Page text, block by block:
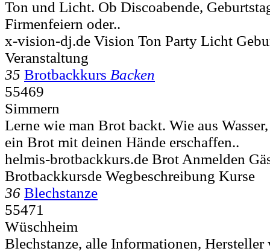
Ton und Licht. Ob Discoabende,
Firmenfeiern oder..
x-vision-dj.de Vision Ton Party Licht
Veranstaltung
35 Brotbackkurs Backen
55469
Simmern
Lerne wie man Brot backt. Wie aus
ein Brot mit deinen Hände erschaffen..
helmis-brotbackkurs.de Brot Anmelden
Brotbackkursde Wegbeschreibung Kurse
36 Blechstanze
55471
Wüschheim
Blechstanze, alle Informationen, Hersteller